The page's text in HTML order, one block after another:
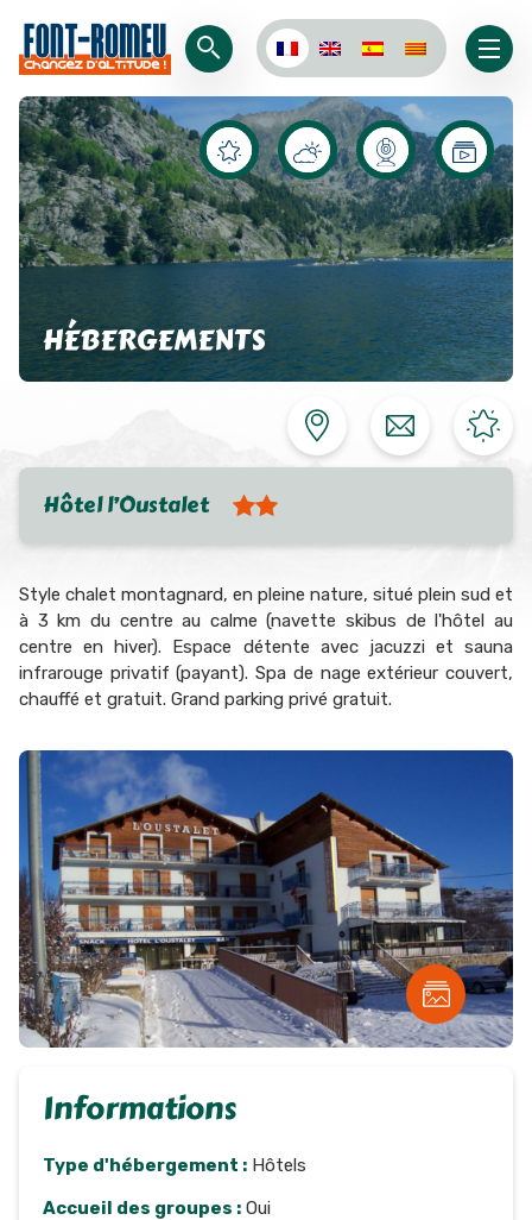
HÉBERGEMENTS
Hôtel l’Oustalet
Style chalet montagnard, en pleine nature, situé plein sud et
à 3 km du centre au calme (navette skibus de l'hôtel au
centre en hiver). Espace détente avec jacuzzi et sauna
infrarouge privatif (payant). Spa de nage extérieur couvert,
chauffé et gratuit. Grand parking privé gratuit.
Informations
Type d'hébergement : Hôtels
Accueil des groupes : Oui